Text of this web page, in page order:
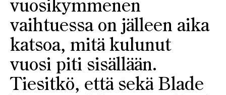
vuosikymmenen
vaihtuessa on jälleen aika
katsoa, mitä kulunut
vuosi piti sisällään.
Tiesitkö, että sekä Blade